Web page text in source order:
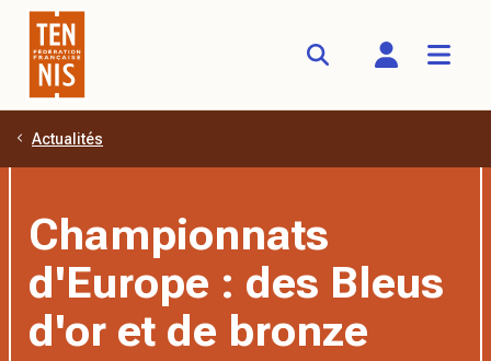
Aller au contenu principal
Actualités
Championnats
d'Europe : des Bleus
d'or et de bronze